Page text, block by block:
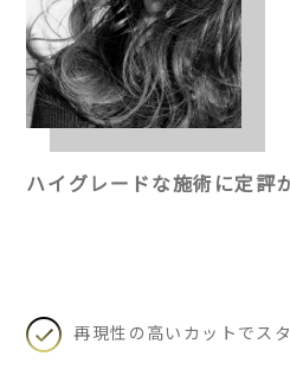
ハイグレードな施術に定評
再現性の高いカットでス